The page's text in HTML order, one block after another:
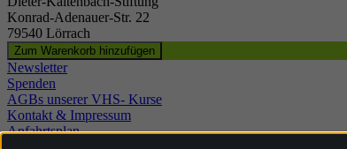
Konrad-Adenauer-Str. 22
79540 Lörrach
Newsletter
Spenden
AGBs unserer VHS- Kurse
Kontakt & Impressum
Anfahrtsplan